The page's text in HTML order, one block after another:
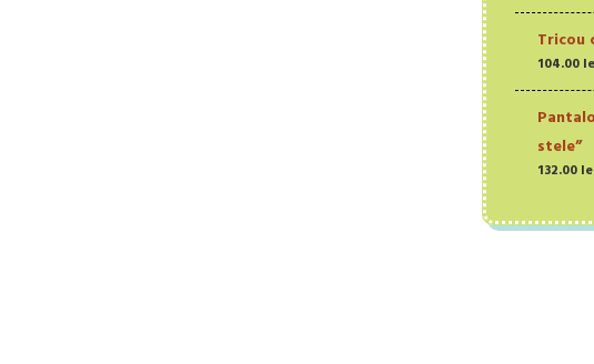
Tricou
104.00
stele”
132.00